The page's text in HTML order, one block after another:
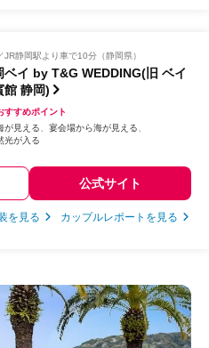
JR静岡駅より車で10分（静岡県）
ベイ by T&G WEDDING(旧 ベイ
館 静岡)
すすめポイント
が見える
宴会場から海が見える
光が入る
公式サイト
を見る カップルレポートを見る